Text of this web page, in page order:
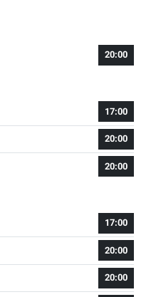
20:00
17:00
20:00
20:00
17:00
20:00
20:00